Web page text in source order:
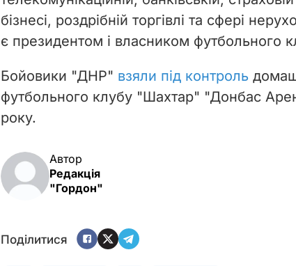
бізнесі, роздрібній торгівлі та сфері
є президентом і власником футбольного
Бойовики "ДНР" взяли під контроль
футбольного клубу "Шахтар" "Донбас
року.
Автор
Редакція
"Гордон"
Поділитися